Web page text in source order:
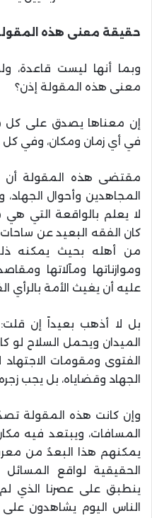
حقيقة معنى هذه
وبما أنها ليست قاعدة،
معنى هذه المقولة إذن؟
إن معناها يصدق على
في أي زمان ومكان، وفي
مقتضى هذه المقولة أن
المجاهدين وأحوال
لا يعلم بالواقعة التي هي
كان الفقه البعيد عن ساحات
من أهله بحيث يمكنه
وموازناتها ومآلاتها
عليه أن يغيث الأمة بالرأي
بل لا أذهب بعيداً إن
الميدان ويحمل السلاح
الفتوى ومقومات
الجهاد وقضاياه، بل يجب
وإن كانت هذه المقولة
المسافات، ويبتعد فيه
يمكنهم هذا البعدُ من
الحقيقية لواقع
ينطبق على عصرنا الذي
الناس اليوم يشاهدون